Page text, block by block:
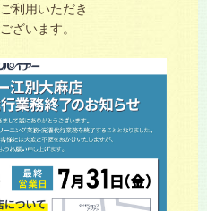
利用いただき
ざいます。